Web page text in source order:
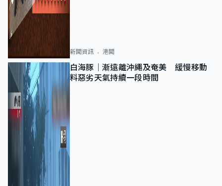
新聞資訊 港聞
白海豚｜漸遠離沖繩及奄美 緩慢移動
料惡劣天氣持續一段時間